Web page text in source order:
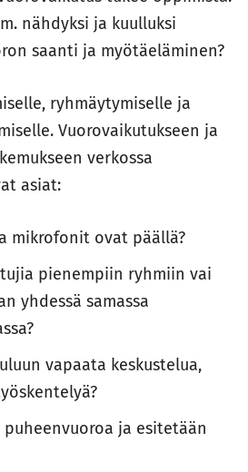
nähdyksi ja kuulluksi
saanti ja myötäeläminen?
ryhmäytymiselle ja
Vuorovaikutukseen ja
verkossa
asiat:
mikrofonit ovat päällä?
pienempiin ryhmiin vai
yhdessä samassa
vapaata keskustelua,
ja esitetään